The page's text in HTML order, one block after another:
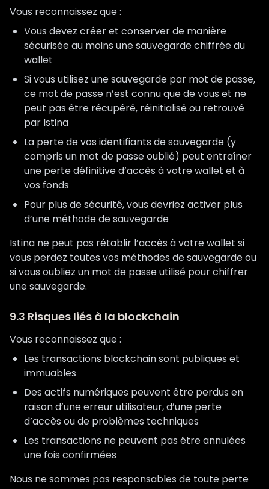
Vous reconnaissez que :
Vous devez créer et conserver de manière
sécurisée au moins une sauvegarde chiffrée du
wallet
Si vous utilisez une sauvegarde par mot de passe,
ce mot de passe n’est connu que de vous et ne
peut pas être récupéré, réinitialisé ou retrouvé
par Istina
La perte de vos identifiants de sauvegarde (y
compris un mot de passe oublié) peut entraîner
une perte définitive d’accès à votre wallet et à
vos fonds
Pour plus de sécurité, vous devriez activer plus
d’une méthode de sauvegarde
Istina ne peut pas rétablir l’accès à votre wallet si
vous perdez toutes vos méthodes de sauvegarde ou
si vous oubliez un mot de passe utilisé pour chiffrer
une sauvegarde.
9.3 Risques liés à la blockchain
Vous reconnaissez que :
Les transactions blockchain sont publiques et
immuables
Des actifs numériques peuvent être perdus en
raison d’une erreur utilisateur, d’une perte
d’accès ou de problèmes techniques
Les transactions ne peuvent pas être annulées
une fois confirmées
Nous ne sommes pas responsables de toute perte